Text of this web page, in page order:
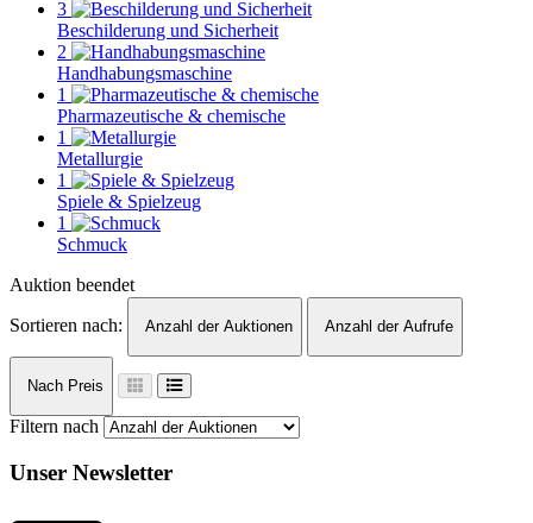
3
Beschilderung und Sicherheit
2
Handhabungsmaschine
1
Pharmazeutische & chemische
1
Metallurgie
1
Spiele & Spielzeug
1
Schmuck
Auktion beendet
Sortieren nach:
Anzahl der Auktionen Anzahl der Aufrufe
Nach Preis
Filtern nach
Unser Newsletter